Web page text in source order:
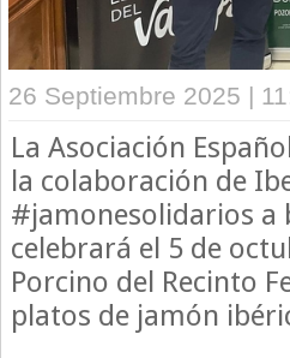
26 Septiembre 2025 |
La Asociación
la colaboración de
#jamonesolidarios a
celebrará el 5 de
Porcino del Recinto
platos de jamón